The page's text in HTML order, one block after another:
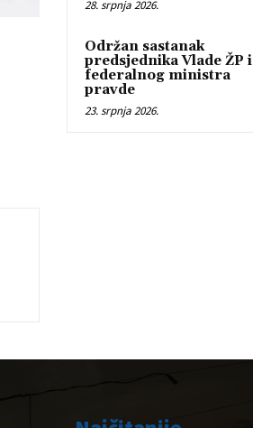
28. srpnja 2026.
Održan sastanak
predsjednika Vlade ŽP i
federalnog ministra
pravde
23. srpnja 2026.